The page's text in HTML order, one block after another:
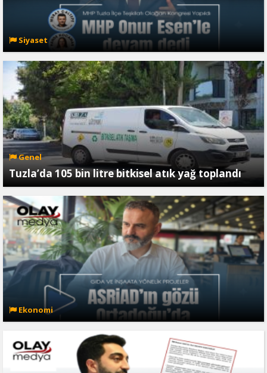
Siyaset
Genel
Tuzla’da 105 bin litre bitkisel atık yağ toplandı
Ekonomi